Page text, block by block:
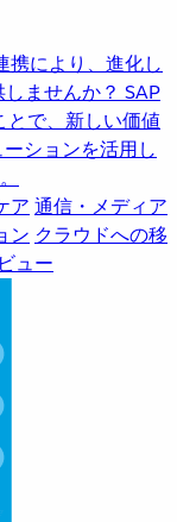
携により、進化し
ませんか？ SAP
とで、新しい価値
ションを活用し
ア 通信・メディア
ン クラウドへの移
ュー